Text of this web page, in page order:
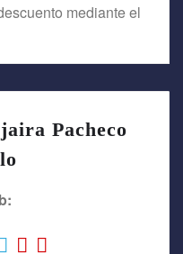
mediante el
Pacheco